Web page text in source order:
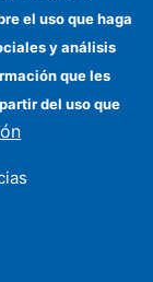
el uso que haga
y análisis
que les
del uso que